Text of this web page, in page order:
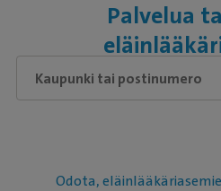
Palvelua
Odota,